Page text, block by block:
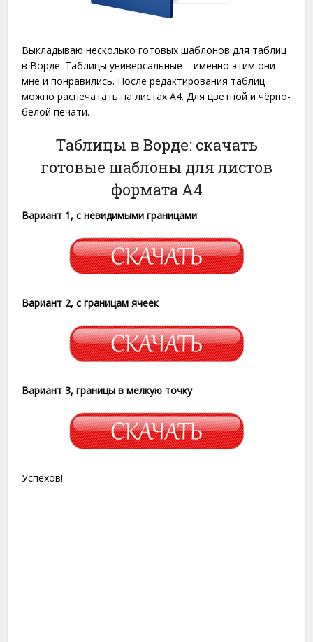
Выкладываю несколько готовых шаблонов для таблиц
в Ворде. Таблицы универсальные – именно этим они
мне и понравились. После редактирования таблиц
можно распечатать на листах A4. Для цветной и чёрно-
белой печати.
Таблицы в Ворде: скачать
готовые шаблоны для листов
формата A4
Вариант 1, с невидимыми границами
Вариант 2, с границам ячеек
Вариант 3, границы в мелкую точку
Успехов!